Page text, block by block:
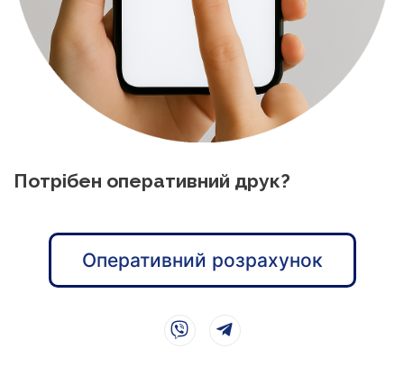
Потрібен оперативний друк?
Оперативний розрахунок